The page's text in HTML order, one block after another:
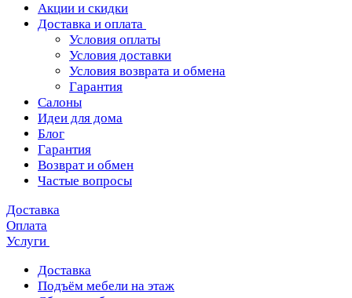
Акции и скидки
Доставка и оплата
Условия оплаты
Условия доставки
Условия возврата и обмена
Гарантия
Салоны
Идеи для дома
Блог
Гарантия
Возврат и обмен
Частые вопросы
Доставка
Оплата
Услуги
Доставка
Подъём мебели на этаж